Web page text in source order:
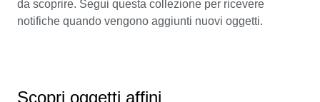
da scoprire. Segui questa collezione per ricevere
notifiche quando vengono aggiunti nuovi oggetti.
Scopri oggetti affini